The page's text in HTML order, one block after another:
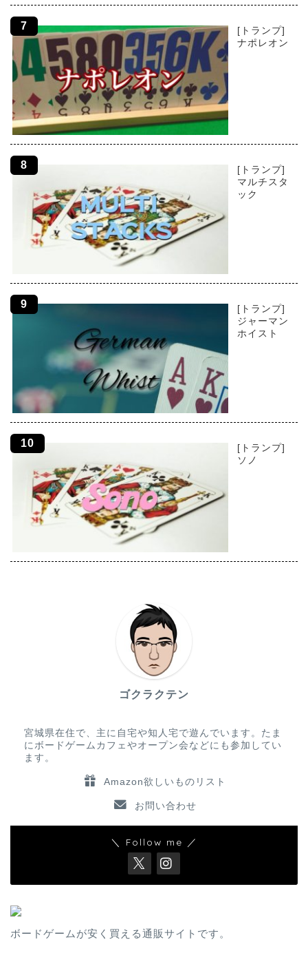
[トランプ]
ナポレオン
[トランプ]
マルチスタ
ック
[トランプ]
ジャーマン
ホイスト
[トランプ]
ソノ
ゴクラクテン
宮城県在住で、主に自宅や知人宅で遊んでいます。たま
にボードゲームカフェやオープン会などにも参加してい
ます。
Amazon欲しいものリスト
お問い合わせ
＼ Follow me ／
ボードゲームが安く買える通販サイトです。